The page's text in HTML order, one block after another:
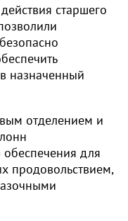
старшего
назначенный
отделением и
обеспечения для
продовольствием,